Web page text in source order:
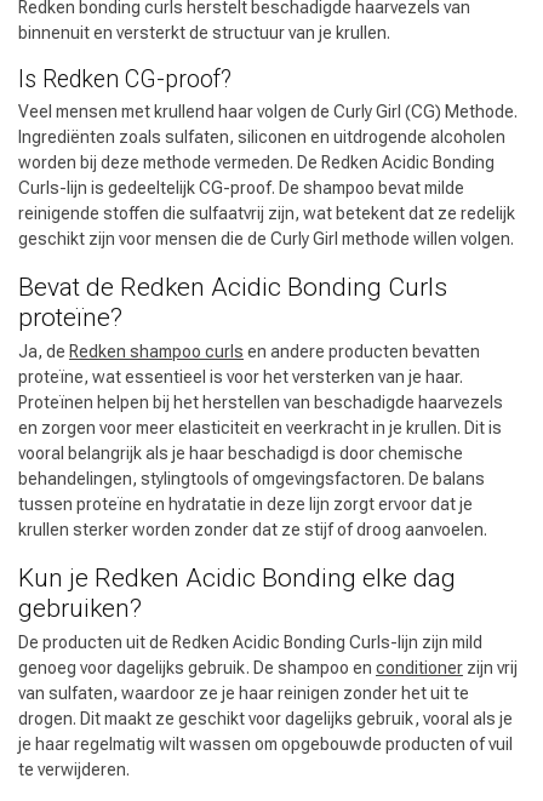
Redken bonding curls herstelt beschadigde haarvezels van
binnenuit en versterkt de structuur van je krullen.
Is Redken CG-proof?
Veel mensen met krullend haar volgen de Curly Girl (CG) Methode.
Ingrediënten zoals sulfaten, siliconen en uitdrogende alcoholen
worden bij deze methode vermeden. De Redken Acidic Bonding
Curls-lijn is gedeeltelijk CG-proof. De shampoo bevat milde
reinigende stoffen die sulfaatvrij zijn, wat betekent dat ze redelijk
geschikt zijn voor mensen die de Curly Girl methode willen volgen.
Bevat de Redken Acidic Bonding Curls
proteïne?
Ja, de Redken shampoo curls en andere producten bevatten
proteïne, wat essentieel is voor het versterken van je haar.
Proteïnen helpen bij het herstellen van beschadigde haarvezels
en zorgen voor meer elasticiteit en veerkracht in je krullen. Dit is
vooral belangrijk als je haar beschadigd is door chemische
behandelingen, stylingtools of omgevingsfactoren. De balans
tussen proteïne en hydratatie in deze lijn zorgt ervoor dat je
krullen sterker worden zonder dat ze stijf of droog aanvoelen.
Kun je Redken Acidic Bonding elke dag
gebruiken?
De producten uit de Redken Acidic Bonding Curls-lijn zijn mild
genoeg voor dagelijks gebruik. De shampoo en conditioner zijn vrij
van sulfaten, waardoor ze je haar reinigen zonder het uit te
drogen. Dit maakt ze geschikt voor dagelijks gebruik, vooral als je
je haar regelmatig wilt wassen om opgebouwde producten of vuil
te verwijderen.